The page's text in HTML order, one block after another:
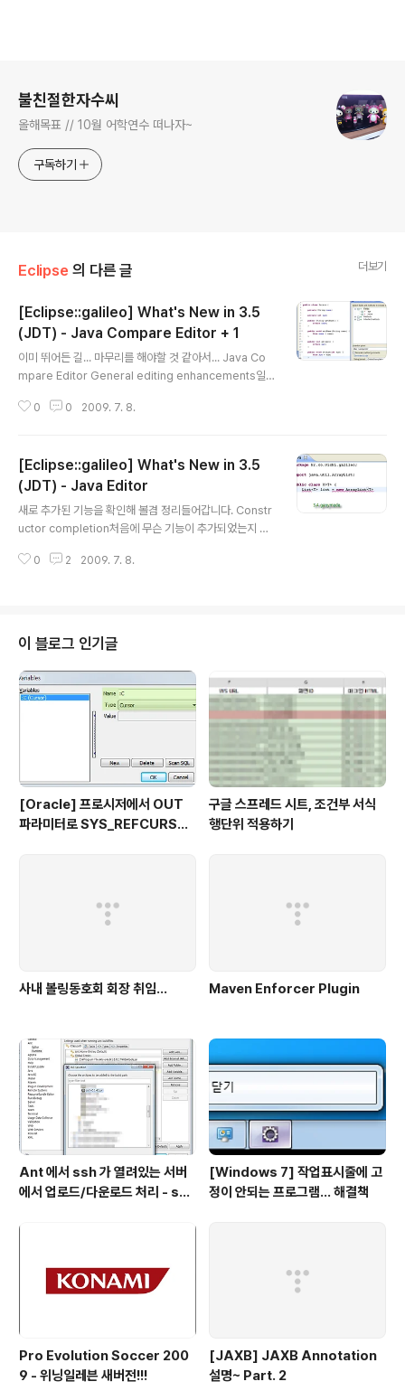
불친절한자수씨
올해목표 // 10월 어학연수 떠나자~
구독하기
Eclipse 의 다른 글 더보기
[Eclipse::galileo] What's New in 3.5
(JDT) - Java Compare Editor + 1
이미 뛰어든 길... 마무리를 해야할 것 같아서... Java Co
mpare Editor General editing enhancements일
nking (Ctrl+Click) Ctrl + 클릭의 지원이 추가되었습니
adoc on hover Quick Outline (Ctrl+O) 이건 Java
에디터에서도 몰랐던 기능인데... 특템... Reconcile Jav
a compare structure while typing 수정시 구조가 바
로 반영이 됩니다. (예전에는 안됐던건가... 관심이 없어
서...) Java Refac..
0 0 2009. 7. 8.
[Eclipse::galileo] What's New in 3.5
(JDT) - Java Editor
새로 추가된 기능을 확인해 볼겸 정리들어갑니다. Constr
uctor completion처음에 무슨 기능이 추가되었는지 해
이 바쁘게 움직어야겠죠. 3.4에서 확인해본 결과 아래와
의 목록을 보여주게 됩니다. 이번 것을 따라해보면서 새로
알게된 사실이 있습니다. 뭐 다른 분들은 이미 아실 수도 있
겠지만... 클래스의 대문자들의 첫글자만으로 자동완성을
이용하면 사용할 수 있다는 점입니다. NPE 로 자동완성을
이용하면 NullPointException 이라는 것을 쉽게 코딩할
0 2 2009. 7. 8.
이 블로그 인기글
[Oracle] 프로시저에서 OUT
파라미터로 SYS_REFCURSO
구글 스프레드 시트, 조건부 서식
행단위 적용하기
사내 볼링동호회 회장 취임... Maven Enforcer Plugin
Ant 에서 ssh 가 열려있는 서버
에서 업로드/다운로드 처리 - scp
[Windows 7] 작업표시줄에 고
정이 안되는 프로그램... 해결책
Pro Evolution Soccer 200
9 - 위닝일레븐 새버전!!!
[JAXB] JAXB Annotation
설명~ Part. 2